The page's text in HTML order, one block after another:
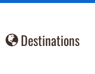
Destinations